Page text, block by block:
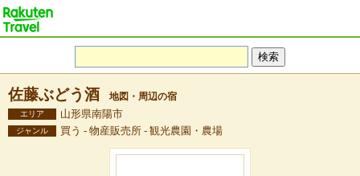
佐藤ぶどう酒 地図・周辺の宿
エリア 山形県南陽市
ジャンル 買う - 物産販売所 - 観光農園・農場